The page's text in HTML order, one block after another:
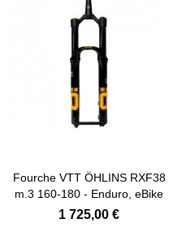
Fourche VTT ÖHLINS RXF38
m.3 160-180 - Enduro, eBike
1 725,00 €